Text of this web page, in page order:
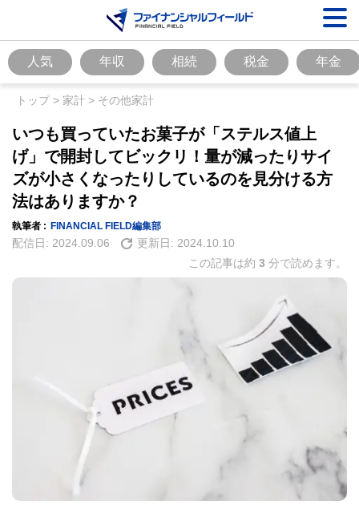
人気 年収 相続 税金 年金
トップ> 家計 > その他家計
いつも買っていたお菓子が「ステルス値上
げ」で開封してビックリ！量が減ったりサイ
ズが小さくなったりしているのを見分ける方
法はありますか？
執筆者 : FINANCIAL FIELD編集部
配信日: 2024.09.06 更新日: 2024.10.10
この記事は約 3 分で読めます。